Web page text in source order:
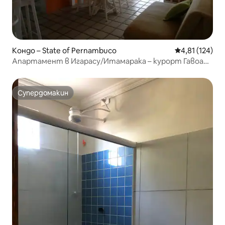
Кондо – State of Pernambuco Средна
4,81 (124)
Апартамент в Игарасу/Итамарака – курорт Гавоа
Супердомакин
Супердомакин